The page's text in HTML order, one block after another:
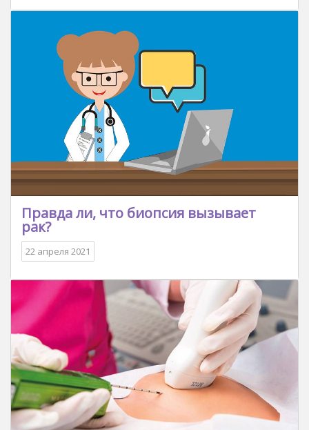
Правда ли, что биопсия вызывает
рак?
22 апреля 2021